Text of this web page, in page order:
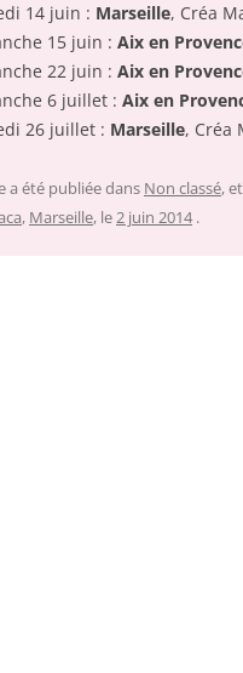
14 juin : Marseille, Créa
15 juin : Aix en
22 juin : Aix en
6 juillet : Aix en
26 juillet : Marseille, Créa
a été publiée dans Non classé,
, Marseille, le2 juin 2014 .